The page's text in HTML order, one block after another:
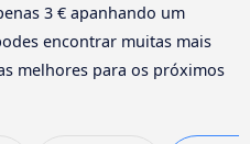
3 € apanhando um
encontrar muitas mais
melhores para os próximos